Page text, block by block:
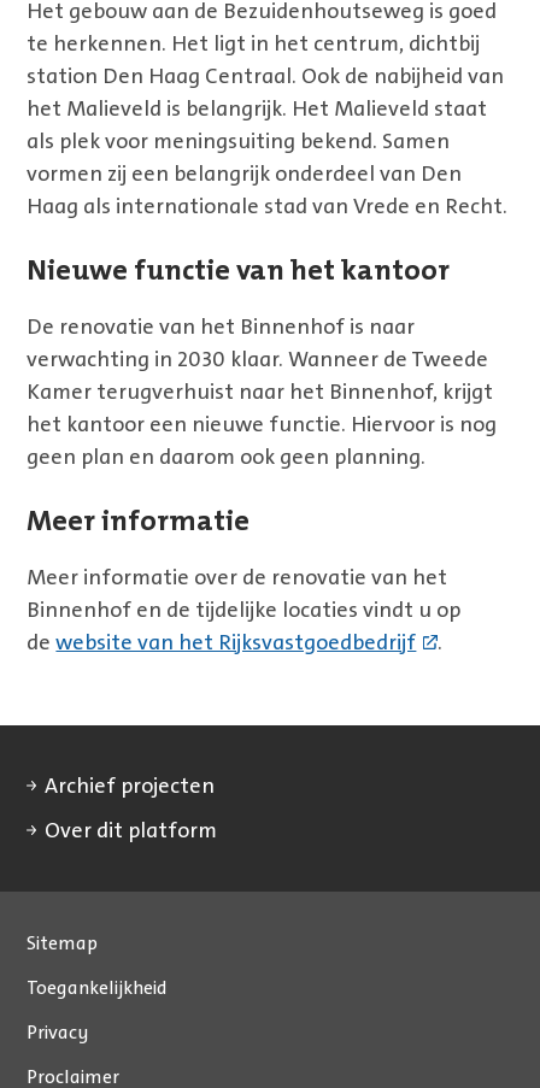
Het gebouw aan de Bezuidenhoutseweg is goed
te herkennen. Het ligt in het centrum, dichtbij
station Den Haag Centraal. Ook de nabijheid van
het Malieveld is belangrijk. Het Malieveld staat
als plek voor meningsuiting bekend. Samen
vormen zij een belangrijk onderdeel van Den
Haag als internationale stad van Vrede en Recht.
Nieuwe functie van het kantoor
De renovatie van het Binnenhof is naar
verwachting in 2030 klaar. Wanneer de Tweede
Kamer terugverhuist naar het Binnenhof, krijgt
het kantoor een nieuwe functie. Hiervoor is nog
geen plan en daarom ook geen planning.
Meer informatie
Meer informatie over de renovatie van het
Binnenhof en de tijdelijke locaties vindt u op
dewebsite van het Rijksvastgoedbedrijf .
Archief projecten
Over dit platform
Sitemap
Toegankelijkheid
Privacy
Proclaimer